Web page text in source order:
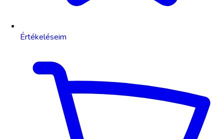
Értékeléseim